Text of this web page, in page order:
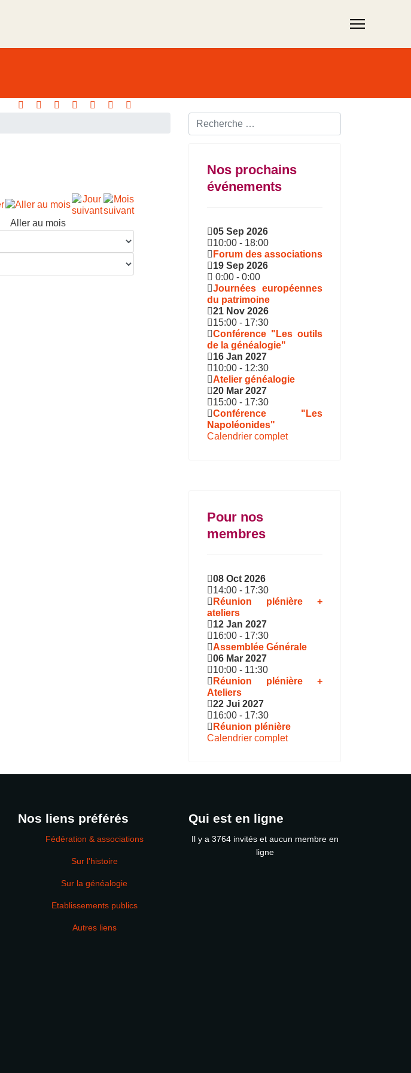
Rechercher ...
Aller au mois
Nos prochains
événements
05 Sep 2026
10:00 - 18:00
Forum des associations
19 Sep 2026
0:00 - 0:00
Journées européennes
du patrimoine
21 Nov 2026
15:00 - 17:30
Conférence "Les outils
de la généalogie"
16 Jan 2027
10:00 - 12:30
Atelier généalogie
20 Mar 2027
15:00 - 17:30
Conférence "Les
Napoléonides"
Calendrier complet
Pour nos
membres
08 Oct 2026
14:00 - 17:30
Réunion plénière +
ateliers
12 Jan 2027
16:00 - 17:30
Assemblée Générale
06 Mar 2027
10:00 - 11:30
Réunion plénière +
Ateliers
22 Jui 2027
16:00 - 17:30
Réunion plénière
Calendrier complet
Nos liens préférés
Fédération & associations
Sur l'histoire
Sur la généalogie
Etablissements publics
Autres liens
Qui est en ligne
Il y a 3764 invités et aucun membre en
ligne